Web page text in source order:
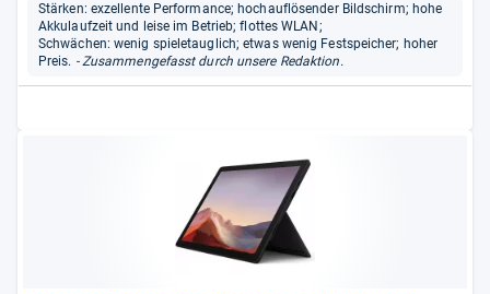
Stärken: exzellente Performance; hochauflösender Bildschirm; hohe
Akkulaufzeit und leise im Betrieb; flottes WLAN;
Schwächen: wenig spieletauglich; etwas wenig Festspeicher; hoher
Preis. - Zusammengefasst durch unsere Redaktion.